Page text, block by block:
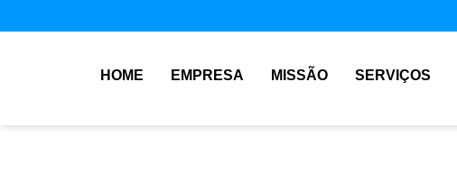
HOME EMPRESA MISSÃO SERVIÇOS